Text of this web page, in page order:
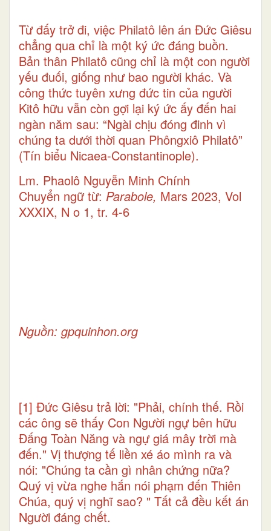
Từ đấy trở đi, việc Philatô lên án Đức Giêsu
chẳng qua chỉ là một ký ức đáng buồn.
Bản thân Philatô cũng chỉ là một con người
yếu đuối, giống như bao người khác. Và
công thức tuyên xưng đức tin của người
Kitô hữu vẫn còn gợi lại ký ức ấy đến hai
ngàn năm sau: “Ngài chịu đóng đinh vì
chúng ta dưới thời quan Phôngxiô Philatô”
(Tín biểu Nicaea-Constantinople).
Lm. Phaolô Nguyễn Minh Chính
Chuyển ngữ từ: Parabole, Mars 2023, Vol
XXXIX, N o 1, tr. 4-6
Nguồn: gpquinhon.org
[1] Đức Giêsu trả lời: "Phải, chính thế. Rồi
các ông sẽ thấy Con Người ngự bên hữu
Đấng Toàn Năng và ngự giá mây trời mà
đến." Vị thượng tế liền xé áo mình ra và
nói: "Chúng ta cần gì nhân chứng nữa?
Quý vị vừa nghe hắn nói phạm đến Thiên
Chúa, quý vị nghĩ sao? " Tất cả đều kết án
Người đáng chết.